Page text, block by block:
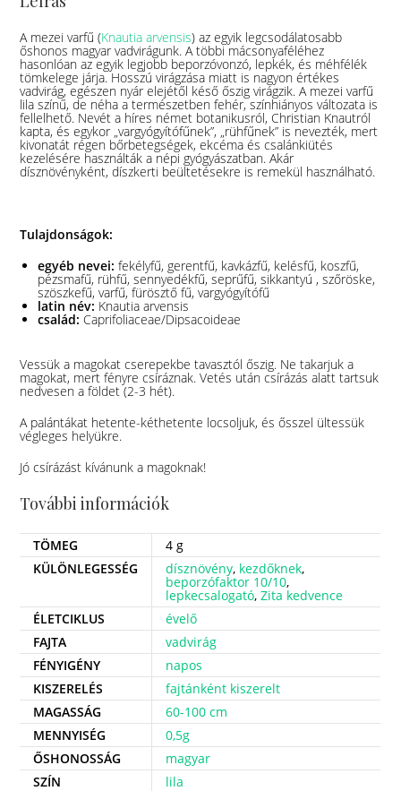
A mezei varfű (Knautia arvensis) az egyik legcsodálatosabb
őshonos magyar vadvirágunk. A többi mácsonyaféléhez
hasonlóan az egyik legjobb beporzóvonzó, lepkék, és méhfélék
tömkelege járja. Hosszú virágzása miatt is nagyon értékes
vadvirág, egészen nyár elejétől késő őszig virágzik. A mezei varfű
lila színű, de néha a természetben fehér, színhiányos változata is
fellelhető. Nevét a híres német botanikusról, Christian Knautról
kapta, és egykor „vargyógyítófűnek”, „rühfűnek” is nevezték, mert
kivonatát régen bőrbetegségek, ekcéma és csalánkiütés
kezelésére használták a népi gyógyászatban. Akár
dísznövényként, díszkerti beültetésekre is remekül használható.
Tulajdonságok:
egyéb nevei:fekélyfű, gerentfű, kavkázfű, kelésfű, koszfű,
pézsmafű, rühfű, sennyedékfű, seprűfű, sikkantyú , szőröske,
szöszkefű, varfű, fürösztő fű, vargyógyítófű
latin név: Knautia arvensis
család: Caprifoliaceae/Dipsacoideae
Vessük a magokat cserepekbe tavasztól őszig. Ne takarjuk a
magokat, mert fényre csíráznak. Vetés után csírázás alatt tartsuk
nedvesen a földet (2-3 hét).
A palántákat hetente-kéthetente locsoljuk, és ősszel ültessük
végleges helyükre.
Jó csírázást kívánunk a magoknak!
További információk
TÖMEG
4 g
KÜLÖNLEGESSÉG
dísznövény, kezdőknek,
beporzófaktor 10/10,
lepkecsalogató,Zita kedvence
ÉLETCIKLUS
évelő
FAJTA
vadvirág
FÉNYIGÉNY
napos
KISZERELÉS
fajtánként kiszerelt
MAGASSÁG
60-100 cm
MENNYISÉG
0,5g
ŐSHONOSSÁG
magyar
SZÍN
lila